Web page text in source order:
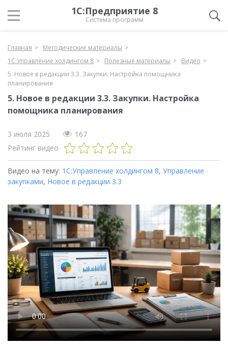
1С:Предприятие 8
Система программ
Главная
Методические материалы
1С:Управление холдингом 8
Полезные материалы
Видео
5. Новое в редакции 3.3. Закупки. Настройка помощника
планирования
5. Новое в редакции 3.3. Закупки. Настройка
помощника планирования
3 июля 2025
167
Рейтинг видео
Видео на тему: 1С:Управление холдингом 8, Управление
закупками, Новое в редакции 3.3